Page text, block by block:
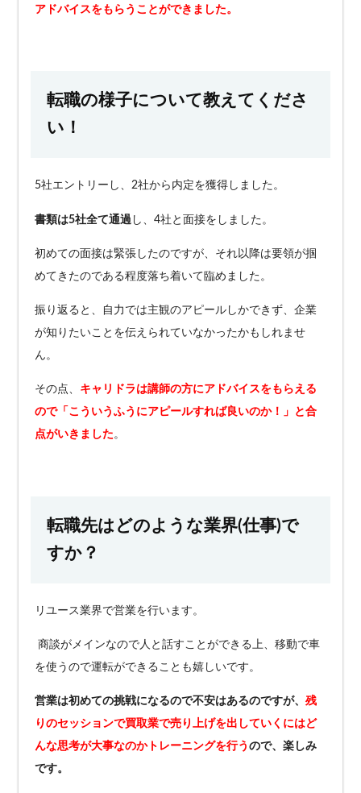
アドバイスをもらうことができました。
転職の様子について教えてくださ
い！
5社エントリーし、2社から内定を獲得しました。
書類は5社全て通過 し、4社と面接をしました。
初めての面接は緊張したのですが、それ以降は要領が掴
めてきたのである程度落ち着いて臨めました。
振り返ると、自力では主観のアピールしかできず、企業
が知りたいことを伝えられていなかったかもしれませ
ん。
その点、 キャリドラは講師の方にアドバイスをもらえる
ので「こういうふうにアピールすれば良いのか！」と合
点がいきました。
転職先はどのような業界(仕事)で
すか？
リユース業界で営業を行います。
商談がメインなので人と話すことができる上、移動で車
を使うので運転ができることも嬉しいです。
営業は初めての挑戦になるので不安はあるのですが、残
りのセッションで買取業で売り上げを出していくにはど
んな思考が大事なのかトレーニングを行うので、楽しみ
です。